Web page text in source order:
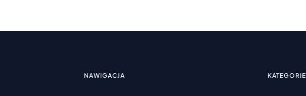
DO
NAWIGACJA KATEGORIE